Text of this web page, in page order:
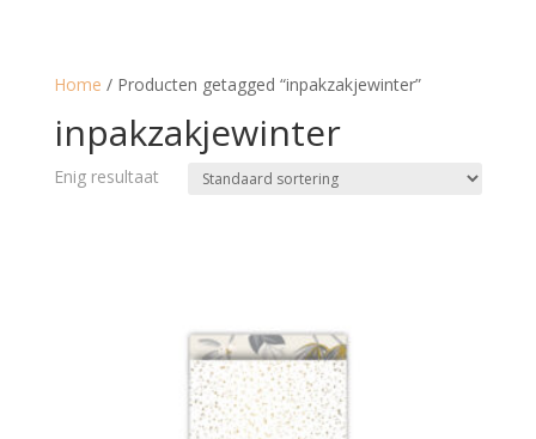
Home / Producten getagged “inpakzakjewinter”
inpakzakjewinter
Enig resultaat